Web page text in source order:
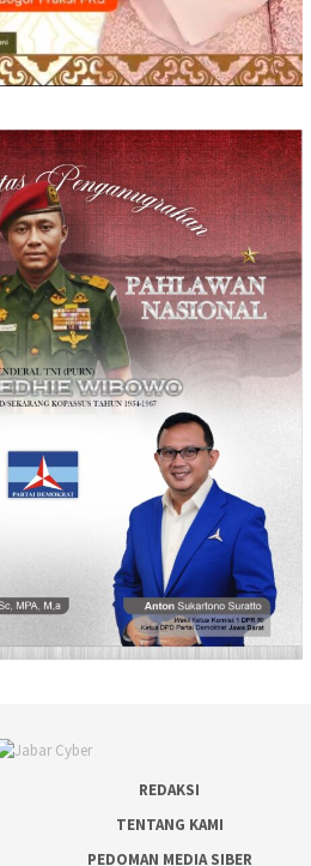
REDAKSI
TENTANG KAMI
PEDOMAN MEDIA SIBER